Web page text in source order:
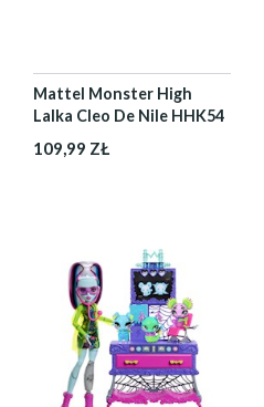
Mattel Monster High
Lalka Cleo De Nile HHK54
109,99 ZŁ